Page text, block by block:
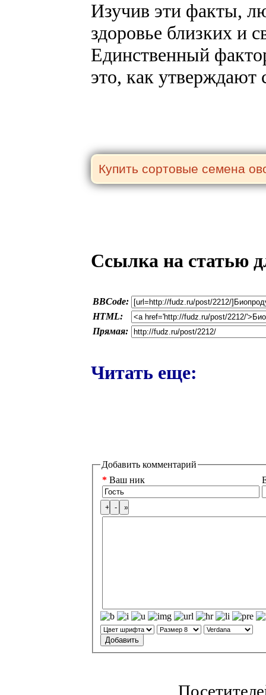
Изучив эти факты,
здоровье близких и
Единственный
это, как
Ссылка на статью
BBCode:
HTML:
Прямая:
Читать еще:
Добавить комментарий
* Ваш ник